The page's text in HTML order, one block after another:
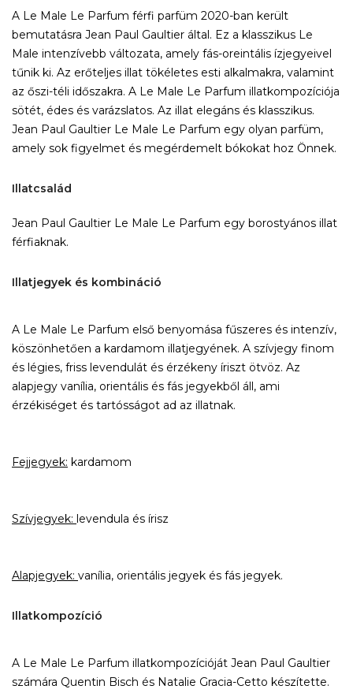
A Le Male Le Parfum férfi parfüm 2020-ban került
bemutatásra Jean Paul Gaultier által. Ez a klasszikus Le
Male intenzívebb változata, amely fás-oreintális ízjegyeivel
tűnik ki. Az erőteljes illat tökéletes esti alkalmakra, valamint
az őszi-téli időszakra. A Le Male Le Parfum illatkompozíciója
sötét, édes és varázslatos. Az illat elegáns és klasszikus.
Jean Paul Gaultier Le Male Le Parfum egy olyan parfüm,
amely sok figyelmet és megérdemelt bókokat hoz Önnek.
Illatcsalád
Jean Paul Gaultier Le Male Le Parfum egy borostyános illat
férfiaknak.
Illatjegyek és kombináció
A Le Male Le Parfum első benyomása fűszeres és intenzív,
köszönhetően a kardamom illatjegyének. A szívjegy finom
és légies, friss levendulát és érzékeny íriszt ötvöz. Az
alapjegy vanília, orientális és fás jegyekből áll, ami
érzékiséget és tartósságot ad az illatnak.
Fejjegyek: kardamom
Szívjegyek: levendula és írisz
Alapjegyek: vanília, orientális jegyek és fás jegyek.
Illatkompozíció
A Le Male Le Parfum illatkompozícióját Jean Paul Gaultier
számára Quentin Bisch és Natalie Gracia-Cetto készítette.